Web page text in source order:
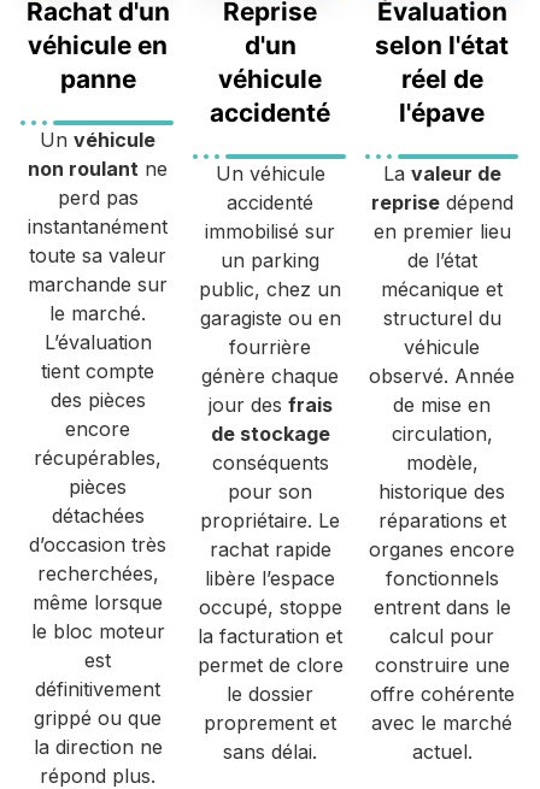
Rachat d'un
véhicule en
panne
Unvéhicule
non roulant ne
perd pas
instantanément
toute sa valeur
marchande sur
le marché.
L’évaluation
tient compte
des pièces
encore
récupérables,
pièces
détachées
d’occasion très
recherchées,
même lorsque
le bloc moteur
est
définitivement
grippé ou que
la direction ne
répond plus.
Reprise
d'un
véhicule
accidenté
Un véhicule
accidenté
immobilisé sur
un parking
public, chez un
garagiste ou en
fourrière
génère chaque
jour des frais
de stockage
conséquents
pour son
propriétaire. Le
rachat rapide
libère l’espace
occupé, stoppe
la facturation et
permet de clore
le dossier
proprement et
sans délai.
Évaluation
selon l'état
réel de
l'épave
La valeur de
reprisedépend
en premier lieu
de l’état
mécanique et
structurel du
véhicule
observé. Année
de mise en
circulation,
modèle,
historique des
réparations et
organes encore
fonctionnels
entrent dans le
calcul pour
construire une
offre cohérente
avec le marché
actuel.